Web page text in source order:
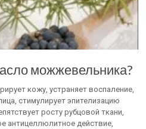
можжевельника?
кожу, устраняет воспаление,
стимулирует эпителизацию
росту рубцовой ткани,
антицеллюлитное действие,